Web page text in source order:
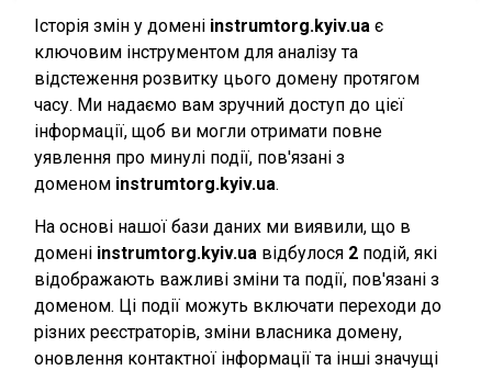
Історія змін у домені instrumtorg.kyiv.ua є
ключовим інструментом для аналізу та
відстеження розвитку цього домену протягом
часу. Ми надаємо вам зручний доступ до цієї
інформації, щоб ви могли отримати повне
уявлення про минулі події, пов'язані з
доменом instrumtorg.kyiv.ua.
На основі нашої бази даних ми виявили, що в
домені instrumtorg.kyiv.ua відбулося 2 подій, які
відображають важливі зміни та події, пов'язані з
доменом. Ці події можуть включати переходи до
різних реєстраторів, зміни власника домену,
оновлення контактної інформації та інші значущі